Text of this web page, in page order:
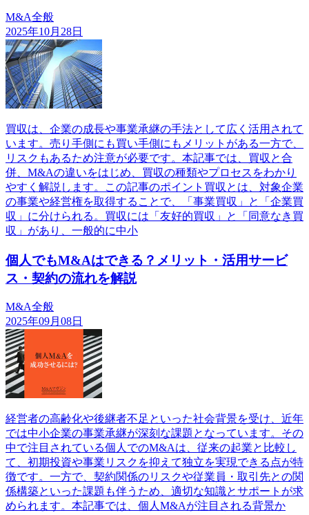
M&A全般
2025年10月28日
買収は、企業の成長や事業承継の手法として広く活用されて
います。売り手側にも買い手側にもメリットがある一方で、
リスクもあるため注意が必要です。本記事では、買収と合
併、M&Aの違いをはじめ、買収の種類やプロセスをわかり
やすく解説します。この記事のポイント買収とは、対象企業
の事業や経営権を取得することで、「事業買収」と「企業買
収」に分けられる。買収には「友好的買収」と「同意なき買
収」があり、一般的に中小
個人でもM&Aはできる？メリット・活用サービ
ス・契約の流れを解説
M&A全般
2025年09月08日
経営者の高齢化や後継者不足といった社会背景を受け、近年
では中小企業の事業承継が深刻な課題となっています。その
中で注目されている個人でのM&Aは、従来の起業と比較し
て、初期投資や事業リスクを抑えて独立を実現できる点が特
徴です。一方で、契約関係のリスクや従業員・取引先との関
係構築といった課題も伴うため、適切な知識とサポートが求
められます。本記事では、個人M&Aが注目される背景か